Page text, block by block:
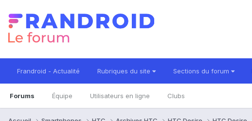
Frandroid - Actualité Rubriques du site Sections du forum
Forums Équipe Utilisateurs en ligne Clubs